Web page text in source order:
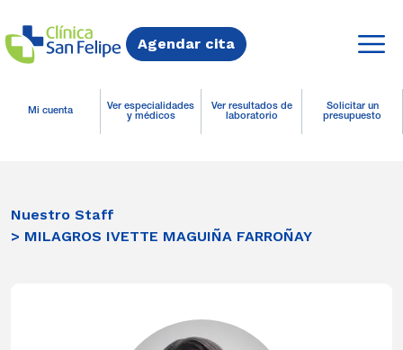
Agendar cita
Mi cuenta
Ver especialidades
y médicos
Ver resultados de
laboratorio
Solicitar un
presupuesto
Nuestro Staff
> MILAGROS IVETTE MAGUIÑA FARROÑAY